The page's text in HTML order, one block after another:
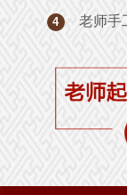
4 老师手